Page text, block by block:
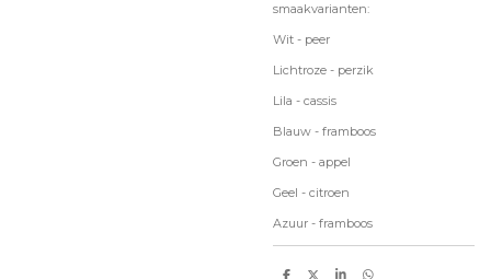
smaakvarianten:
Wit - peer
Lichtroze - perzik
Lila - cassis
Blauw - framboos
Groen - appel
Geel - citroen
Azuur - framboos